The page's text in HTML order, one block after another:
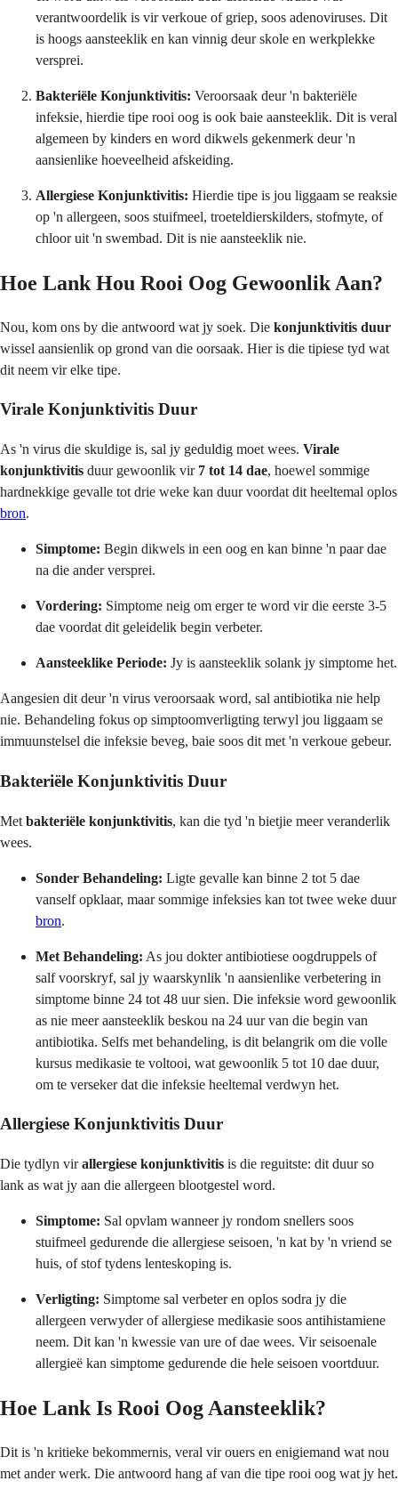
verantwoordelik is vir verkoue of griep, soos adenoviruses. Dit
is hoogs aansteeklik en kan vinnig deur skole en werkplekke
versprei.
Bakteriële Konjunktivitis: Veroorsaak deur 'n bakteriële
infeksie, hierdie tipe rooi oog is ook baie aansteeklik. Dit is veral
algemeen by kinders en word dikwels gekenmerk deur 'n
aansienlike hoeveelheid afskeiding.
Allergiese Konjunktivitis: Hierdie tipe is jou liggaam se reaksie
op 'n allergeen, soos stuifmeel, troeteldierskilders, stofmyte, of
chloor uit 'n swembad. Dit is nie aansteeklik nie.
Hoe Lank Hou Rooi Oog Gewoonlik Aan?
Nou, kom ons by die antwoord wat jy soek. Die konjunktivitis duur
wissel aansienlik op grond van die oorsaak. Hier is die tipiese tyd wat
dit neem vir elke tipe.
Virale Konjunktivitis Duur
As 'n virus die skuldige is, sal jy geduldig moet wees. Virale
konjunktivitis duur gewoonlik vir 7 tot 14 dae, hoewel sommige
hardnekkige gevalle tot drie weke kan duur voordat dit heeltemal oplos
bron.
Simptome: Begin dikwels in een oog en kan binne 'n paar dae
na die ander versprei.
Vordering: Simptome neig om erger te word vir die eerste 3-5
dae voordat dit geleidelik begin verbeter.
Aansteeklike Periode: Jy is aansteeklik solank jy simptome het.
Aangesien dit deur 'n virus veroorsaak word, sal antibiotika nie help
nie. Behandeling fokus op simptoomverligting terwyl jou liggaam se
immuunstelsel die infeksie beveg, baie soos dit met 'n verkoue gebeur.
Bakteriële Konjunktivitis Duur
Met bakteriële konjunktivitis, kan die tyd 'n bietjie meer veranderlik
wees.
Sonder Behandeling: Ligte gevalle kan binne 2 tot 5 dae
vanself opklaar, maar sommige infeksies kan tot twee weke duur
bron.
Met Behandeling: As jou dokter antibiotiese oogdruppels of
salf voorskryf, sal jy waarskynlik 'n aansienlike verbetering in
simptome binne 24 tot 48 uur sien. Die infeksie word gewoonlik
as nie meer aansteeklik beskou na 24 uur van die begin van
antibiotika. Selfs met behandeling, is dit belangrik om die volle
kursus medikasie te voltooi, wat gewoonlik 5 tot 10 dae duur,
om te verseker dat die infeksie heeltemal verdwyn het.
Allergiese Konjunktivitis Duur
Die tydlyn virallergiese konjunktivitis is die reguitste: dit duur so
lank as wat jy aan die allergeen blootgestel word.
Simptome: Sal opvlam wanneer jy rondom snellers soos
stuifmeel gedurende die allergiese seisoen, 'n kat by 'n vriend se
huis, of stof tydens lenteskoping is.
Verligting: Simptome sal verbeter en oplos sodra jy die
allergeen verwyder of allergiese medikasie soos antihistamiene
neem. Dit kan 'n kwessie van ure of dae wees. Vir seisoenale
allergieë kan simptome gedurende die hele seisoen voortduur.
Hoe Lank Is Rooi Oog Aansteeklik?
Dit is 'n kritieke bekommernis, veral vir ouers en enigiemand wat nou
met ander werk. Die antwoord hang af van die tipe rooi oog wat jy het.